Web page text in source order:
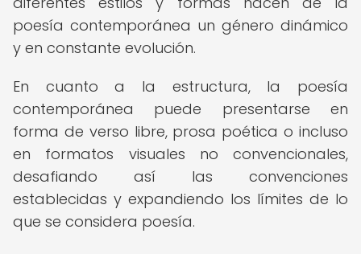
poesía contemporánea un género dinámico
y en constante evolución.
En cuanto a la estructura, la poesía
contemporánea puede presentarse en
forma de verso libre, prosa poética o incluso
en formatos visuales no convencionales,
desafiando así las convenciones
establecidas y expandiendo los límites de lo
que se considera poesía.